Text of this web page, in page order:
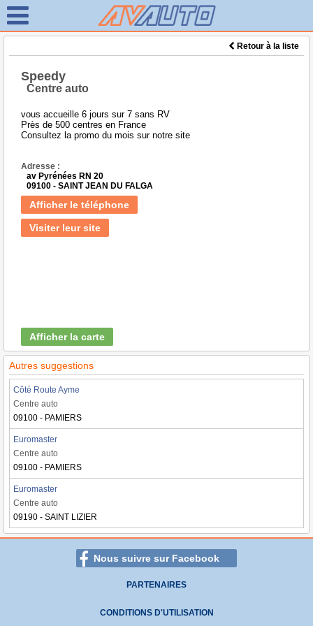
Retour à la liste
Speedy
Centre auto
vous accueille 6 jours sur 7 sans RV
Près de 500 centres en France
Consultez la promo du mois sur notre site
Adresse :
av Pyrénées RN 20
09100 - SAINT JEAN DU FALGA
Afficher le téléphone
Visiter leur site
Afficher la carte
Autres suggestions
Côté Route Ayme
Centre auto
09100 - PAMIERS
Euromaster
Centre auto
09100 - PAMIERS
Euromaster
Centre auto
09190 - SAINT LIZIER
Nous suivre sur Facebook
PARTENAIRES
CONDITIONS D'UTILISATION